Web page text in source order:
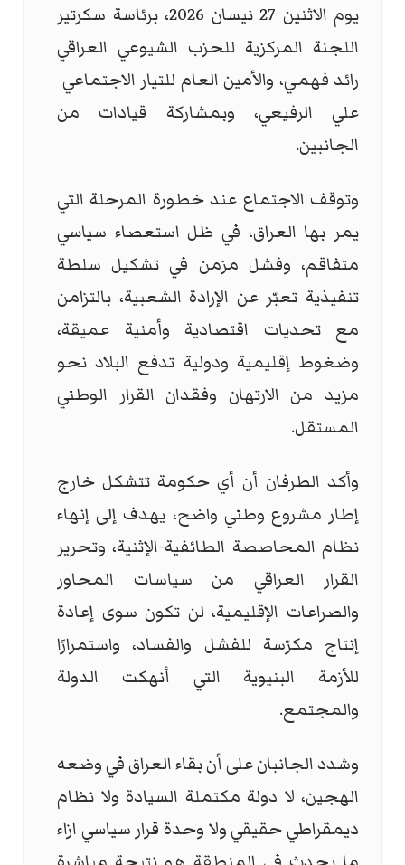
يوم الاثنين 27 نيسان 2026، برئاسة سكرتير
اللجنة المركزية للحزب الشيوعي العراقي
رائد فهمي، والأمين العام للتيار الاجتماعي
علي الرفيعي، وبمشاركة قيادات من
الجانبين.
وتوقف الاجتماع عند خطورة المرحلة التي
يمر بها العراق، في ظل استعصاء سياسي
متفاقم، وفشل مزمن في تشكيل سلطة
تنفيذية تعبّر عن الإرادة الشعبية، بالتزامن
مع تحديات اقتصادية وأمنية عميقة،
وضغوط إقليمية ودولية تدفع البلاد نحو
مزيد من الارتهان وفقدان القرار الوطني
المستقل.
وأكد الطرفان أن أي حكومة تتشكل خارج
إطار مشروع وطني واضح، يهدف إلى إنهاء
نظام المحاصصة الطائفية-الإثنية، وتحرير
القرار العراقي من سياسات المحاور
والصراعات الإقليمية، لن تكون سوى إعادة
إنتاج مكرّسة للفشل والفساد، واستمرارًا
للأزمة البنيوية التي أنهكت الدولة
والمجتمع.
وشدد الجانبان على أن بقاء العراق في وضعه
الهجين، لا دولة مكتملة السيادة ولا نظام
ديمقراطي حقيقي ولا وحدة قرار سياسي ازاء